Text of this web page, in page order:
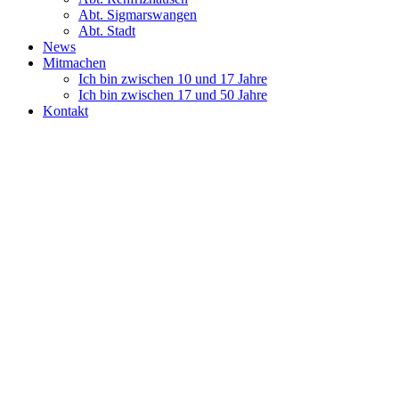
Abt. Sigmarswangen
Abt. Stadt
News
Mitmachen
Ich bin zwischen 10 und 17 Jahre
Ich bin zwischen 17 und 50 Jahre
Kontakt